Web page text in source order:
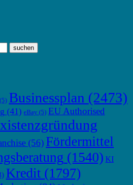
(5) Businessplan (2473)
(41) eBay (5) EU Authorised
(56) Fördermittel
(1540) KI
Kredit (1797)